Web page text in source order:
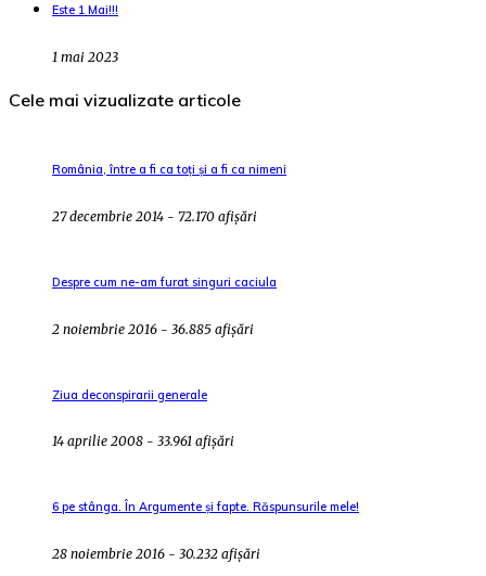
Este 1 Mai!!!
1 mai 2023
Cele mai vizualizate articole
România, între a fi ca toți și a fi ca nimeni
27 decembrie 2014 - 72.170 afișări
Despre cum ne-am furat singuri caciula
2 noiembrie 2016 - 36.885 afișări
Ziua deconspirarii generale
14 aprilie 2008 - 33.961 afișări
6 pe stânga. În Argumente și fapte. Răspunsurile mele!
28 noiembrie 2016 - 30.232 afișări